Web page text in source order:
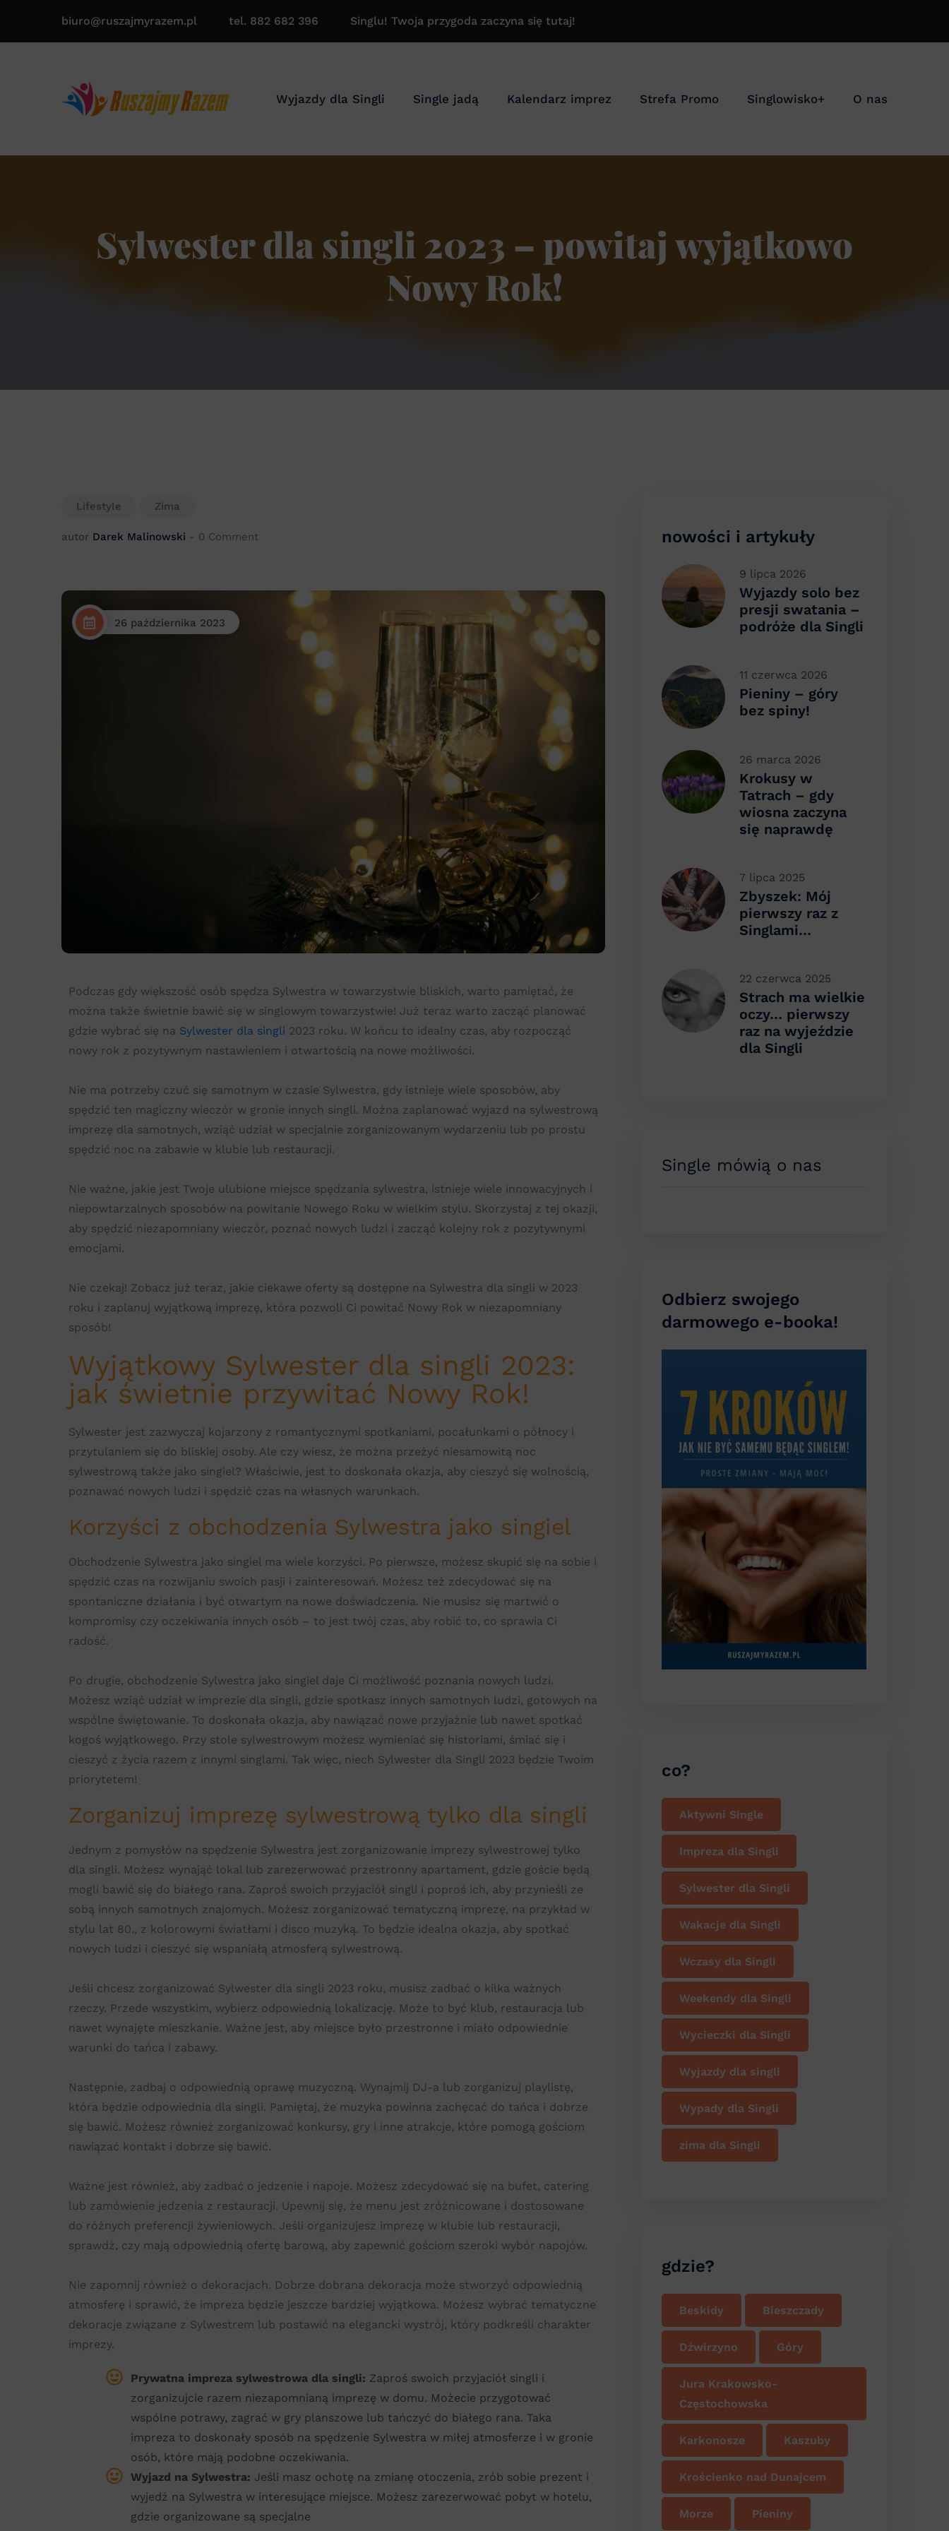
biuro@ruszajmyrazem.pl tel. 882 682 396 Singlu! Twoja przygoda zaczyna się tutaj!
Wyjazdy dla Singli Single jadą Kalendarz imprez Strefa Promo Singlowisko+ O nas
Sylwester dla singli 2023 – powitaj wyjątkowo
Nowy Rok!
Lifestyle Zima
autor Darek Malinowski - 0 Comment
26 października 2023
Podczas gdy większość osób spędza Sylwestra w towarzystwie bliskich, warto pamiętać, że
można także świetnie bawić się w singlowym towarzystwie! Już teraz warto zacząć planować
gdzie wybrać się na Sylwester dla singli 2023 roku. W końcu to idealny czas, aby rozpocząć
nowy rok z pozytywnym nastawieniem i otwartością na nowe możliwości.
Nie ma potrzeby czuć się samotnym w czasie Sylwestra, gdy istnieje wiele sposobów, aby
spędzić ten magiczny wieczór w gronie innych singli. Można zaplanować wyjazd na sylwestrową
imprezę dla samotnych, wziąć udział w specjalnie zorganizowanym wydarzeniu lub po prostu
spędzić noc na zabawie w klubie lub restauracji.
Nie ważne, jakie jest Twoje ulubione miejsce spędzania sylwestra, istnieje wiele innowacyjnych i
niepowtarzalnych sposobów na powitanie Nowego Roku w wielkim stylu. Skorzystaj z tej okazji,
aby spędzić niezapomniany wieczór, poznać nowych ludzi i zacząć kolejny rok z pozytywnymi
emocjami.
Nie czekaj! Zobacz już teraz, jakie ciekawe oferty są dostępne na Sylwestra dla singli w 2023
roku i zaplanuj wyjątkową imprezę, która pozwoli Ci powitać Nowy Rok w niezapomniany
sposób!
Wyjątkowy Sylwester dla singli 2023:
jak świetnie przywitać Nowy Rok!
Sylwester jest zazwyczaj kojarzony z romantycznymi spotkaniami, pocałunkami o północy i
przytulaniem się do bliskiej osoby. Ale czy wiesz, że można przeżyć niesamowitą noc
sylwestrową także jako singiel? Właściwie, jest to doskonała okazja, aby cieszyć się wolnością,
poznawać nowych ludzi i spędzić czas na własnych warunkach.
Korzyści z obchodzenia Sylwestra jako singiel
Obchodzenie Sylwestra jako singiel ma wiele korzyści. Po pierwsze, możesz skupić się na sobie i
spędzić czas na rozwijaniu swoich pasji i zainteresowań. Możesz też zdecydować się na
spontaniczne działania i być otwartym na nowe doświadczenia. Nie musisz się martwić o
kompromisy czy oczekiwania innych osób – to jest twój czas, aby robić to, co sprawia Ci
radość.
Po drugie, obchodzenie Sylwestra jako singiel daje Ci możliwość poznania nowych ludzi.
Możesz wziąć udział w imprezie dla singli, gdzie spotkasz innych samotnych ludzi, gotowych na
wspólne świętowanie. To doskonała okazja, aby nawiązać nowe przyjaźnie lub nawet spotkać
kogoś wyjątkowego. Przy stole sylwestrowym możesz wymieniać się historiami, śmiać się i
cieszyć z życia razem z innymi singlami. Tak więc, niech Sylwester dla Singli 2023 będzie Twoim
priorytetem!
Zorganizuj imprezę sylwestrową tylko dla singli
Jednym z pomysłów na spędzenie Sylwestra jest zorganizowanie imprezy sylwestrowej tylko
dla singli. Możesz wynająć lokal lub zarezerwować przestronny apartament, gdzie goście będą
mogli bawić się do białego rana. Zaproś swoich przyjaciół singli i poproś ich, aby przynieśli ze
sobą innych samotnych znajomych. Możesz zorganizować tematyczną imprezę, na przykład w
stylu lat 80., z kolorowymi światłami i disco muzyką. To będzie idealna okazja, aby spotkać
nowych ludzi i cieszyć się wspaniałą atmosferą sylwestrową.
Jeśli chcesz zorganizować Sylwester dla singli 2023 roku, musisz zadbać o kilka ważnych
rzeczy. Przede wszystkim, wybierz odpowiednią lokalizację. Może to być klub, restauracja lub
nawet wynajęte mieszkanie. Ważne jest, aby miejsce było przestronne i miało odpowiednie
warunki do tańca i zabawy.
Następnie, zadbaj o odpowiednią oprawę muzyczną. Wynajmij DJ-a lub zorganizuj playlistę,
która będzie odpowiednia dla singli. Pamiętaj, że muzyka powinna zachęcać do tańca i dobrze
się bawić. Możesz również zorganizować konkursy, gry i inne atrakcje, które pomogą gościom
nawiązać kontakt i dobrze się bawić.
Ważne jest również, aby zadbać o jedzenie i napoje. Możesz zdecydować się na bufet, catering
lub zamówienie jedzenia z restauracji. Upewnij się, że menu jest zróżnicowane i dostosowane
do różnych preferencji żywieniowych. Jeśli organizujesz imprezę w klubie lub restauracji,
sprawdź, czy mają odpowiednią ofertę barową, aby zapewnić gościom szeroki wybór napojów.
Nie zapomnij również o dekoracjach. Dobrze dobrana dekoracja może stworzyć odpowiednią
atmosferę i sprawić, że impreza będzie jeszcze bardziej wyjątkowa. Możesz wybrać tematyczne
dekoracje związane z Sylwestrem lub postawić na elegancki wystrój, który podkreśli charakter
imprezy.
Prywatna impreza sylwestrowa dla singli: Zaproś swoich przyjaciół singli i
zorganizujcie razem niezapomnianą imprezę w domu. Możecie przygotować
wspólne potrawy, zagrać w gry planszowe lub tańczyć do białego rana. Taka
impreza to doskonały sposób na spędzenie Sylwestra w miłej atmosferze i w gronie
osób, które mają podobne oczekiwania.
Wyjazd na Sylwestra: Jeśli masz ochotę na zmianę otoczenia, zrób sobie prezent i
wyjedź na Sylwestra w interesujące miejsce. Możesz zarezerwować pobyt w hotelu,
gdzie organizowane są specjalne
nowości i artykuły
9 lipca 2026
Wyjazdy solo bez
presji swatania –
podróże dla Singli
11 czerwca 2026
Pieniny – góry
bez spiny!
26 marca 2026
Krokusy w
Tatrach – gdy
wiosna zaczyna
się naprawdę
7 lipca 2025
Zbyszek: Mój
pierwszy raz z
Singlami…
22 czerwca 2025
Strach ma wielkie
oczy… pierwszy
raz na wyjeździe
dla Singli
Single mówią o nas
Odbierz swojego
darmowego e-booka!
co?
Aktywni Single
Impreza dla Singli
Sylwester dla Singli
Wakacje dla Singli
Wczasy dla Singli
Weekendy dla Singli
Wycieczki dla Singli
Wyjazdy dla singli
Wypady dla Singli
zima dla Singli
gdzie?
Beskidy Bieszczady
Dźwirzyno Góry
Jura Krakowsko-
Częstochowska
Karkonosze Kaszuby
Krościenko nad Dunajcem
Morze Pieniny